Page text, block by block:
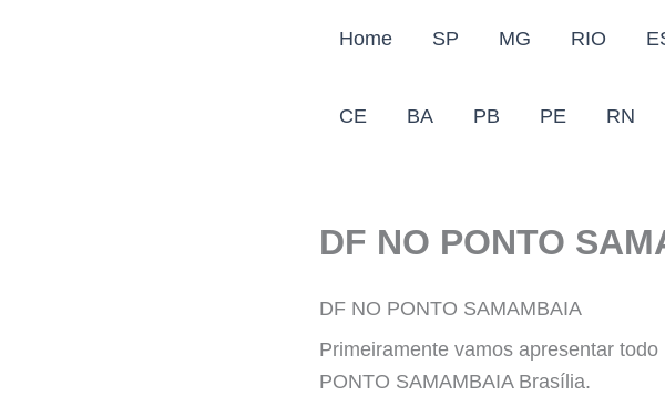
Home SP MG RIO
CE BA PB PE RN
DF NO PONTO
DF NO PONTO SAMAMBAIA
Primeiramente vamos apresentar
PONTO SAMAMBAIA Brasília.